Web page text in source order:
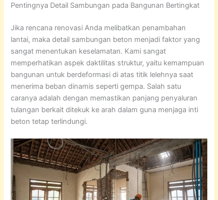
Pentingnya Detail Sambungan pada Bangunan Bertingkat
Jika rencana renovasi Anda melibatkan penambahan
lantai, maka detail sambungan beton menjadi faktor yang
sangat menentukan keselamatan. Kami sangat
memperhatikan aspek daktilitas struktur, yaitu kemampuan
bangunan untuk berdeformasi di atas titik lelehnya saat
menerima beban dinamis seperti gempa. Salah satu
caranya adalah dengan memastikan panjang penyaluran
tulangan berkait ditekuk ke arah dalam guna menjaga inti
beton tetap terlindungi.